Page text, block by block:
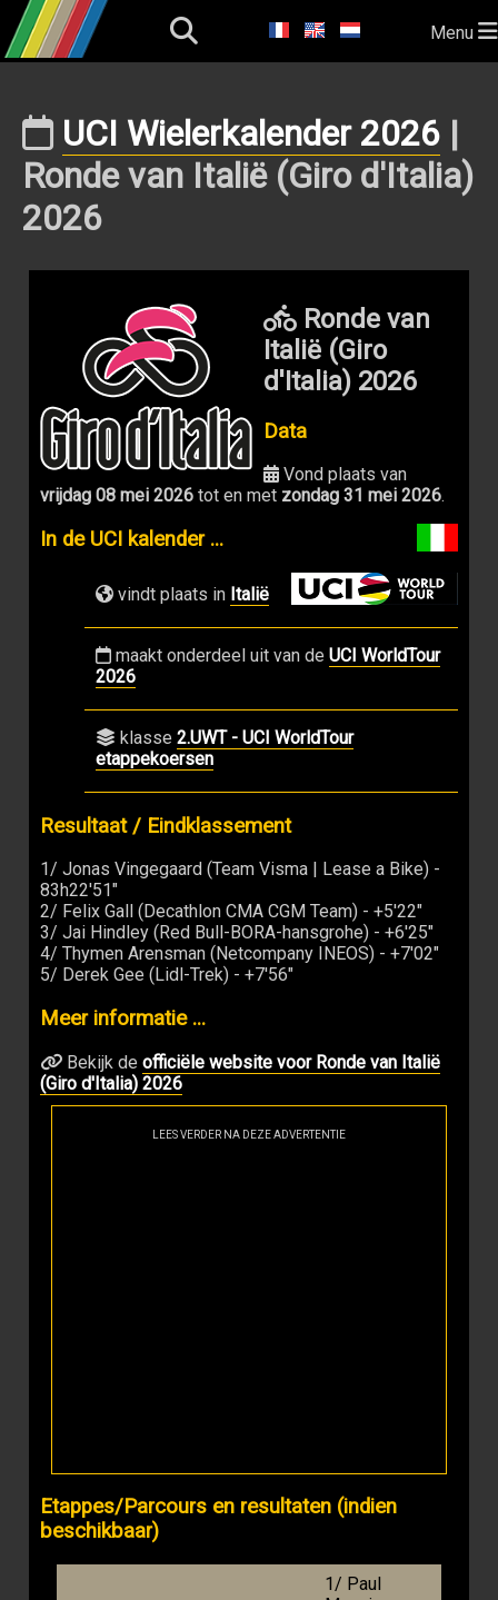
Menu
UCI Wielerkalender 2026 |
Ronde van Italië (Giro d'Italia)
2026
Ronde van
Italië (Giro
d'Italia) 2026
Data
Vond plaats van
vrijdag 08 mei 2026 tot en met zondag 31 mei 2026.
In de UCI kalender ...
vindt plaats in Italië
maakt onderdeel uit van de UCI WorldTour
2026
klasse 2.UWT - UCI WorldTour
etappekoersen
Resultaat / Eindklassement
1/ Jonas Vingegaard (Team Visma | Lease a Bike) -
83h22'51"
2/ Felix Gall (Decathlon CMA CGM Team) - +5'22"
3/ Jai Hindley (Red Bull-BORA-hansgrohe) - +6'25"
4/ Thymen Arensman (Netcompany INEOS) - +7'02"
5/ Derek Gee (Lidl-Trek) - +7'56"
Meer informatie ...
Bekijk de officiële website voor Ronde van Italië
(Giro d'Italia) 2026
LEES VERDER NA DEZE ADVERTENTIE
Etappes/Parcours en resultaten (indien
beschikbaar)
1/ Paul